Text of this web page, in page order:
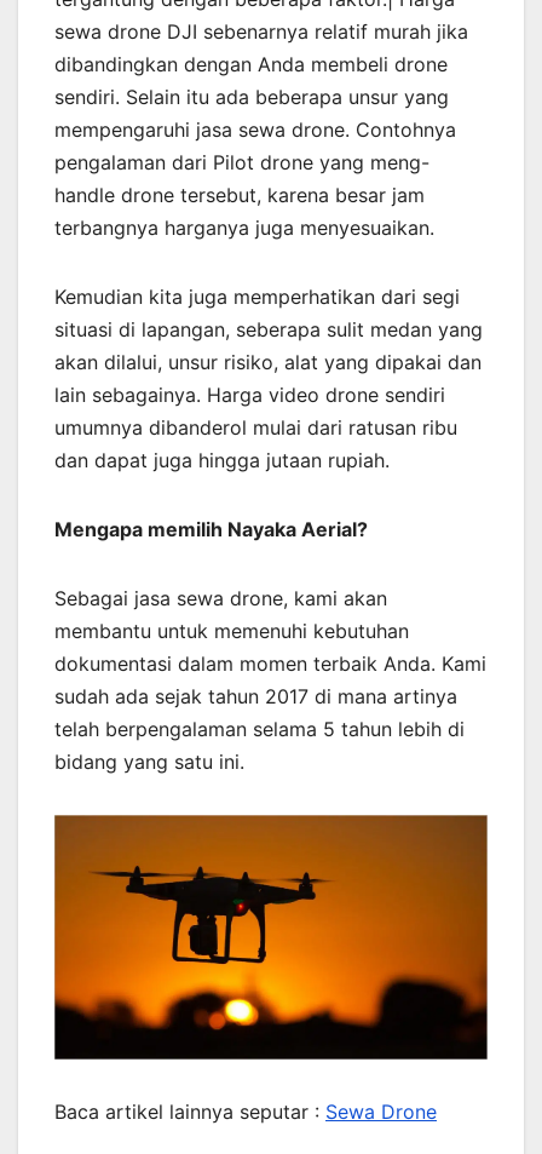
sewa drone DJI sebenarnya relatif murah jika
dibandingkan dengan Anda membeli drone
sendiri. Selain itu ada beberapa unsur yang
mempengaruhi jasa sewa drone. Contohnya
pengalaman dari Pilot drone yang meng-
handle drone tersebut, karena besar jam
terbangnya harganya juga menyesuaikan.
Kemudian kita juga memperhatikan dari segi
situasi di lapangan, seberapa sulit medan yang
akan dilalui, unsur risiko, alat yang dipakai dan
lain sebagainya. Harga video drone sendiri
umumnya dibanderol mulai dari ratusan ribu
dan dapat juga hingga jutaan rupiah.
Mengapa memilih Nayaka Aerial?
Sebagai jasa sewa drone, kami akan
membantu untuk memenuhi kebutuhan
dokumentasi dalam momen terbaik Anda. Kami
sudah ada sejak tahun 2017 di mana artinya
telah berpengalaman selama 5 tahun lebih di
bidang yang satu ini.
Baca artikel lainnya seputar : Sewa Drone